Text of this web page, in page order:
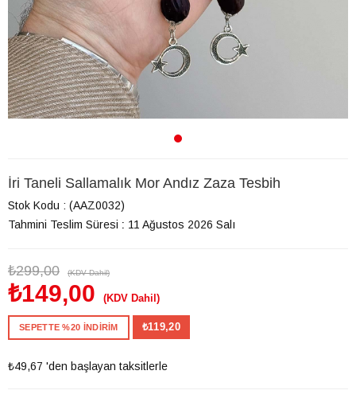
İri Taneli Sallamalık Mor Andız Zaza Tesbih
Stok Kodu
(AAZ0032)
Tahmini Teslim Süresi : 11 Ağustos 2026 Salı
₺299,00 (KDV Dahil)
₺149,00 (KDV Dahil)
SEPETTE %20 İNDİRİM ₺119,20
₺49,67 'den başlayan taksitlerle